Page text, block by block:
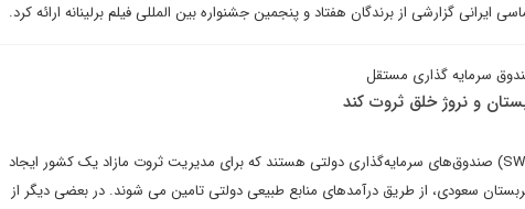
ایرانی گزارشی از برندگان هفتاد و پنجمین جشنواره بین المللی فیلم برلینانه ارائه کرد.
سرمایه گذاری مستقل
و نروژ خلق ثروت کند
صندوق‌های سرمایه‌گذاری مستقل (SWF) صندوق‌های سرمایه‌گذاری دولتی هستند که برای مدیریت ثروت مازاد یک کشور ایجاد
سعودی، از طریق درآمدهای منابع طبیعی دولتی تامین می شوند. در بعضی دیگر از